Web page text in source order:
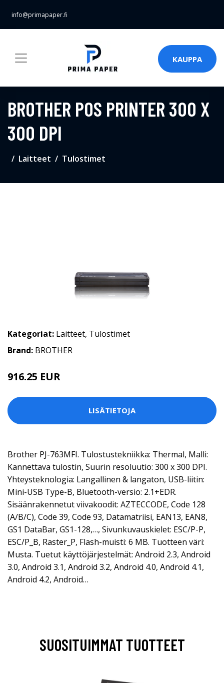
info@primapaper.fi
KAUPPA
BROTHER POS PRINTER 300 X
300 DPI
Laitteet Tulostimet
Kategoriat: Laitteet, Tulostimet
Brand: BROTHER
916.25 EUR
LISÄTIETOJA
Brother PJ-763MFI. Tulostustekniikka: Thermal, Malli:
Kannettava tulostin, Suurin resoluutio: 300 x 300 DPI.
Yhteysteknologia: Langallinen & langaton, USB-liitin:
Mini-USB Type-B, Bluetooth-versio: 2.1+EDR.
Sisäänrakennetut viivakoodit: AZTECCODE, Code 128
(A/B/C), Code 39, Code 93, Datamatriisi, EAN13, EAN8,
GS1 DataBar, GS1-128,…, Sivunkuvauskielet: ESC/P-P,
ESC/P_B, Raster_P, Flash-muisti: 6 MB. Tuotteen väri:
Musta. Tuetut käyttöjärjestelmät: Android 2.3, Android
3.0, Android 3.1, Android 3.2, Android 4.0, Android 4.1,
Android 4.2, Android…
SUOSITUIMMAT TUOTTEET